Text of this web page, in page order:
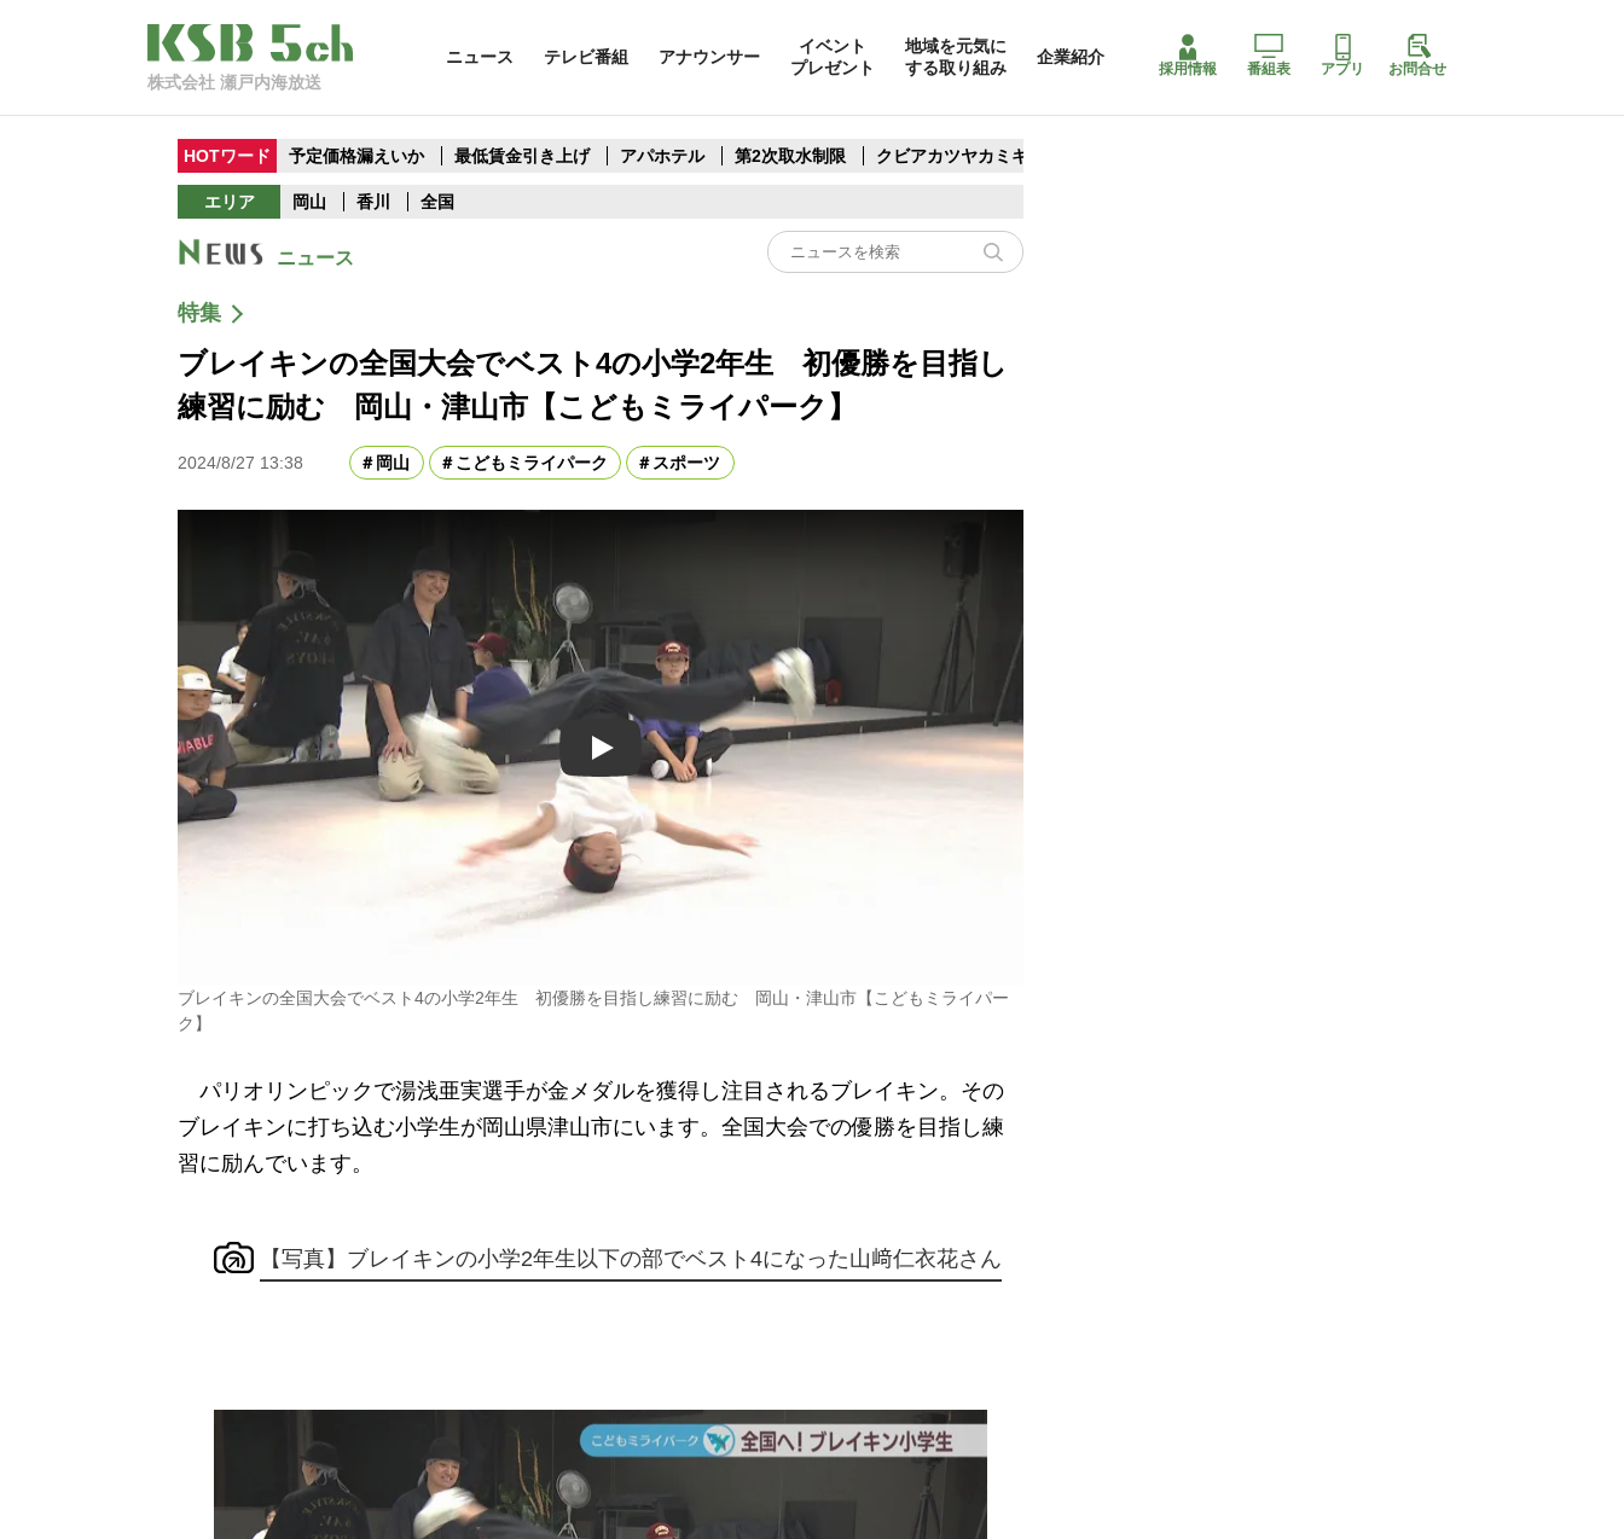
株式会社 瀬戸内海放送
ニュース テレビ番組 アナウンサー
イベント
プレゼント
地域を元気に
する取り組み
企業紹介
採用情報 番組表 アプリ お問合せ
HOTワード 予定価格漏えいか 最低賃金引き上げ アパホテル 第2次取水制限 クビアカツヤカミキリ
エリア 岡山 香川 全国
ニュース
特集
ブレイキンの全国大会でベスト4の小学2年生 初優勝を目指し
練習に励む 岡山・津山市【こどもミライパーク】
2024/8/27 13:38 岡山 こどもミライパーク スポーツ
Play
ブレイキンの全国大会でベスト4の小学2年生 初優勝を目指し練習に励む 岡山・津山市【こどもミライパー
ク】
パリオリンピックで湯浅亜実選手が金メダルを獲得し注目されるブレイキン。その
ブレイキンに打ち込む小学生が岡山県津山市にいます。全国大会での優勝を目指し練
習に励んでいます。
【写真】ブレイキンの小学2年生以下の部でベスト4になった山﨑仁衣花さん